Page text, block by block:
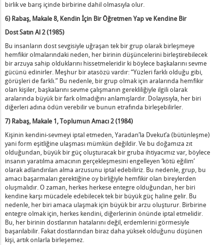
birlik ve barış içinde birbirine dahil olmasıyla olur.
6) Rabaş, Makale 8, Kendin İçin Bir Öğretmen Yap ve Kendine Bir
Dost Satın Al 2 (1985)
Bu insanların dost sevgisiyle uğraşan tek bir grup olarak birleşmeye
hemfikir olmalarındaki neden, her birinin düşüncelerini birleştirebilecek
bir arzuya sahip olduklarını hissetmeleridir ki böylece başkalarını sevme
gücünü edinirler. Meşhur bir atasözü vardır: “Yüzleri farklı olduğu gibi,
görüşleri de farklı.” Bu nedenle, bir grup olmak için aralarında hemfikir
olan kişiler, başkalarını sevme çalışmanın gerekliliğiyle ilgili olarak
aralarında büyük bir fark olmadığını anlamışlardır. Dolayısıyla, her biri
diğerleri adına ödün verebilir ve bunun etrafında birleşebilirler.
7) Rabaş, Makale 1,Toplumun Amacı2 (1984)
Kişinin kendini-sevmeyi iptal etmeden, Yaradan’la Dvekut’a (bütünleşme)
yani form eşitliğine ulaşması mümkün değildir. Ve bu doğamıza zıt
olduğundan, büyük bir güç oluşturacak bir gruba ihtiyacımız var, böylece
insanın yaratılma amacının gerçekleşmesini engelleyen ‘kötü eğilim’
olarak adlandırılan alma arzusunu iptal edebiliriz. Bu nedenle, grup, bu
amacı başarmaları gerektiğine oy birliğiyle hemfikir olan bireylerden
oluşmalıdır. O zaman, herkes herkese entegre olduğundan, her biri
kendine karşı mücadele edebilecek tek bir büyük güç haline gelir. Bu
nedenle, her biri amaca ulaşmak için büyük bir arzu oluşturur. Birbirine
entegre olmak için, herkes kendini, diğerlerinin önünde iptal etmelidir.
Bu, her birinin dostlarının hatalarını değil, erdemlerini görmesiyle
başarılabilir. Fakat dostlarından biraz daha yüksek olduğunu düşünen
kişi, artık onlarla birleşemez.